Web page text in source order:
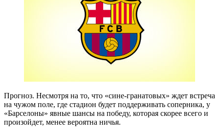
Прогноз. Несмотря на то, что «сине-гранатовых» ждет встреча
на чужом поле, где стадион будет поддерживать соперника, у
«Барселоны» явные шансы на победу, которая скорее всего и
произойдет, менее вероятна ничья.